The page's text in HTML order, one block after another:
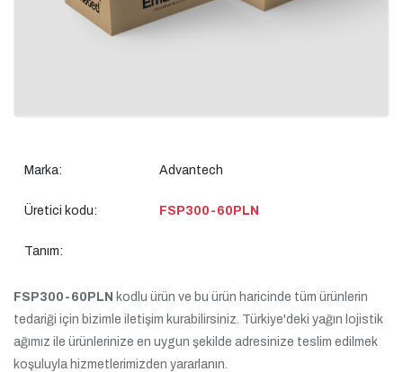
Marka: Advantech
Üretici kodu: FSP300-60PLN
Tanım:
FSP300-60PLN kodlu ürün ve bu ürün haricinde tüm ürünlerin
tedariği için bizimle iletişim kurabilirsiniz. Türkiye'deki yağın lojistik
ağımız ile ürünlerinize en uygun şekilde adresinize teslim edilmek
koşuluyla hizmetlerimizden yararlanın.